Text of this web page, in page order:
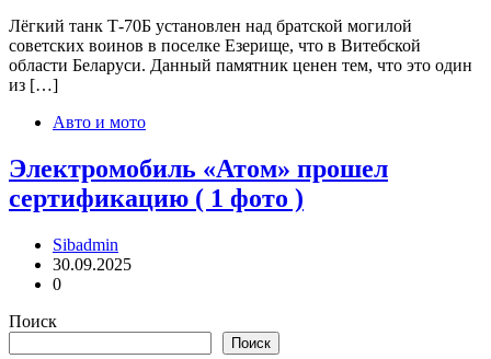
Лёгкий танк Т-70Б установлен над братской могилой
советских воинов в поселке Езерище, что в Витебской
области Беларуси. Данный памятник ценен тем, что это один
из […]
Авто и мото
Электромобиль «Атом» прошел
сертификацию ( 1 фото )
Sibadmin
30.09.2025
0
Поиск
Поиск